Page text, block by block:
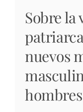
Sobre
nuevos
hombres